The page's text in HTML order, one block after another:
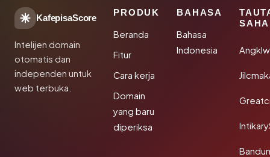
KafepisaScore
Intelijen domain
otomatis dan
independen untuk
web terbuka.
PRODUK
Beranda
Fitur
Cara kerja
Domain
yang baru
diperiksa
BAHASA
Bahasa
Indonesia